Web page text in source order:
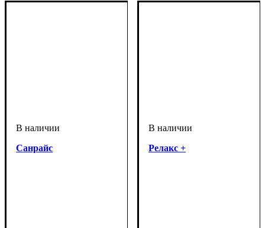
Санрайс Релакс +